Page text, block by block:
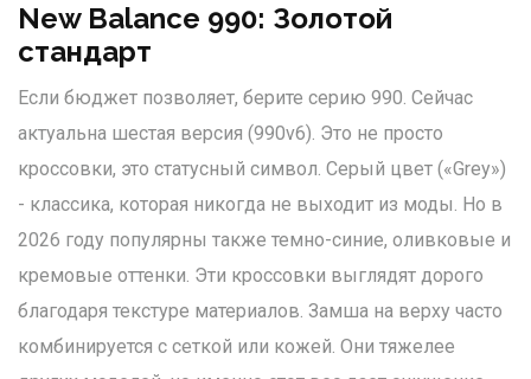
New Balance 990: Золотой
стандарт
Если бюджет позволяет, берите серию 990. Сейчас
актуальна шестая версия (990v6). Это не просто
кроссовки, это статусный символ. Серый цвет («Grey»)
- классика, которая никогда не выходит из моды. Но в
2026 году популярны также темно-синие, оливковые и
кремовые оттенки. Эти кроссовки выглядят дорого
благодаря текстуре материалов. Замша на верху часто
комбинируется с сеткой или кожей. Они тяжелее